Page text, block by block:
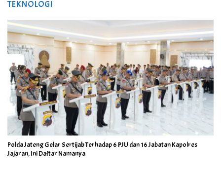
TEKNOLOGI
Polda Jateng Gelar Sertijab Terhadap 6 PJU dan 16 Jabatan Kapolres
Jajaran, Ini Daftar Namanya